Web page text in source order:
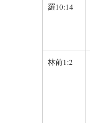
羅10:14
林前1:2